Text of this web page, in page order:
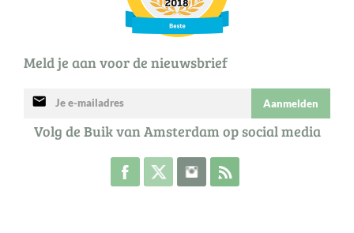
Meld je aan voor de nieuwsbrief
mail Aanmelden
Volg de Buik van Amsterdam op social media
Volg de Buik op Facebook
Volg de Buik op Twitter
Volg de Buik op Instagram